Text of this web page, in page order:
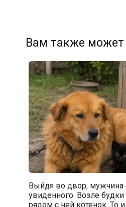
Вам также может
Выйдя во двор, мужчина
увиденного. Возле
рядом с ней котенок. То